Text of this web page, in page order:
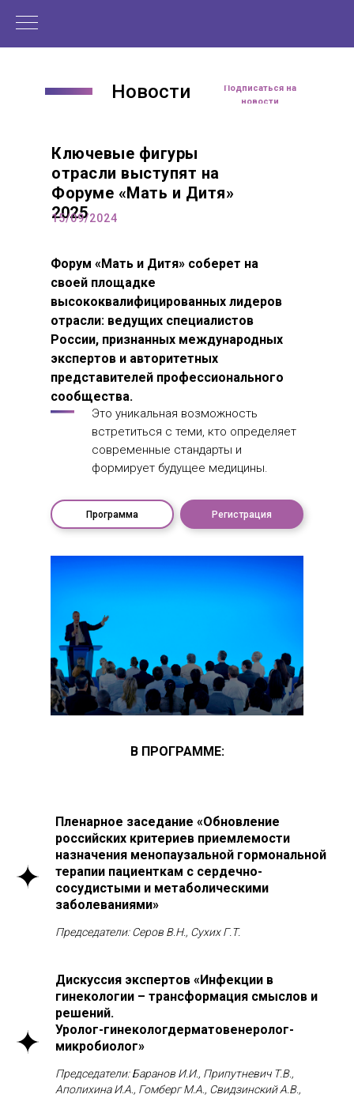
Новости
Подписаться на
новости
Ключевые фигуры
отрасли выступят на
Форуме «Мать и Дитя»
2025
15/09/2024
Форум «Мать и Дитя» соберет на
своей площадке
высококвалифицированных лидеров
отрасли: ведущих специалистов
России, признанных международных
экспертов и авторитетных
представителей профессионального
сообщества.
VI Национальный конгресс «Лабораторные
технологии в репродуктивной медицине
«Невынашивание беременности: социальная
проблема, медицинские решения»
Это уникальная возможность
встретиться с теми, кто определяет
современные стандарты и
формирует будущее медицины.
В ПРОГРАММЕ:
24–26 сентября
эхографический конгресс «Ультразвуковая
диагностика в акушерстве, гинекологии
Программа Регистрация
Пленарное заседание «Обновление
российских критериев приемлемости
назначения менопаузальной гормональной
терапии пациенткам с сердечно-
сосудистыми и метаболическими
заболеваниями»
Председатели: Серов В.Н., Сухих Г.Т.
Дискуссия экспертов «Инфекции в
гинекологии – трансформация смыслов и
решений.
Уролог-гинекологдерматовенеролог-
микробиолог»
Председатели: Баранов И.И., Припутневич Т.В.,
Аполихина И.А., Гомберг М.А., Свидзинский А.В.,